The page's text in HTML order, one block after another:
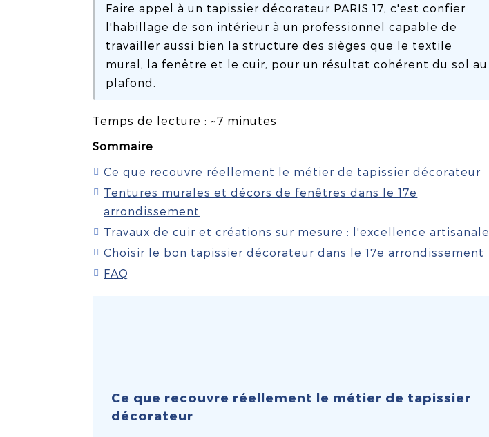
Faire appel à un tapissier décorateur PARIS 17, c'est confier
l'habillage de son intérieur à un professionnel capable de
travailler aussi bien la structure des sièges que le textile
mural, la fenêtre et le cuir, pour un résultat cohérent du sol au
plafond.
Temps de lecture : ~7 minutes
Sommaire
Ce que recouvre réellement le métier de tapissier décorateur
Tentures murales et décors de fenêtres dans le 17e
arrondissement
Travaux de cuir et créations sur mesure : l'excellence artisanale
Choisir le bon tapissier décorateur dans le 17e arrondissement
FAQ
Ce que recouvre réellement le métier de tapissier
décorateur